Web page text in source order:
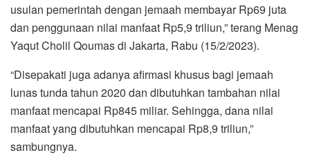
usulan pemerintah dengan jemaah membayar Rp69 juta
dan penggunaan nilai manfaat Rp5,9 triliun,” terang Menag
Yaqut Cholil Qoumas di Jakarta, Rabu (15/2/2023).
“Disepakati juga adanya afirmasi khusus bagi jemaah
lunas tunda tahun 2020 dan dibutuhkan tambahan nilai
manfaat mencapai Rp845 miliar. Sehingga, dana nilai
manfaat yang dibutuhkan mencapai Rp8,9 triliun,”
sambungnya.